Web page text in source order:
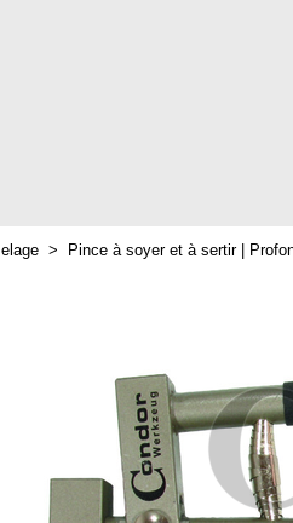
> Pince à soyer et à sertir |